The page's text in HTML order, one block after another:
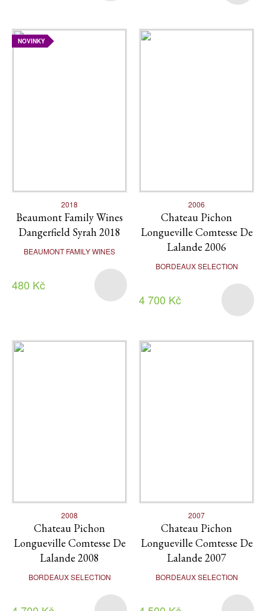
NOVINKY
2018
Beaumont Family Wines
Dangerfield Syrah 2018
BEAUMONT FAMILY WINES
480 Kč
2006
Chateau Pichon
Longueville Comtesse De
Lalande 2006
BORDEAUX SELECTION
4 700 Kč
2008
Chateau Pichon
Longueville Comtesse De
Lalande 2008
BORDEAUX SELECTION
2007
Chateau Pichon
Longueville Comtesse De
Lalande 2007
BORDEAUX SELECTION